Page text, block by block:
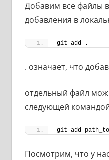
Добавим все файлы
добавления в
git add .
. означает, что
отдельный файл
следующей
git add
Посмотрим, что у